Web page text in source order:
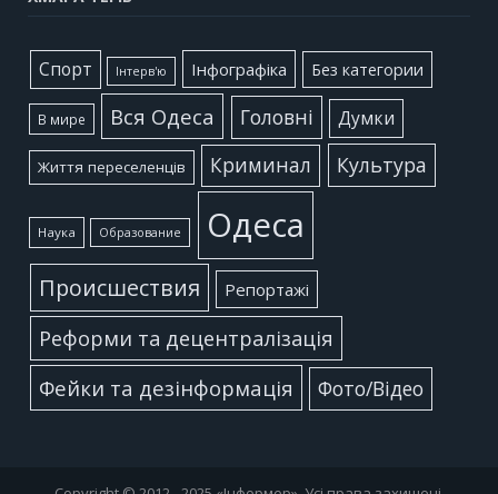
Cпорт Інтерв'ю Інфографіка Без категории
В мире Вся Одеса Головні Думки
Життя переселенців Криминал Культура
Наука Образование Одеса
Происшествия Репортажі
Реформи та децентралізація
Фейки та дезінформація
Фото/Відео